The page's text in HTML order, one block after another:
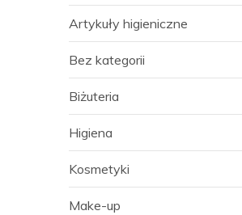
Artykuły higieniczne
Bez kategorii
Biżuteria
Higiena
Kosmetyki
Make-up